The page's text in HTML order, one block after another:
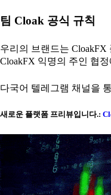
팀 Cloak 공식 규칙
우리의 브랜드는
CloakFX 익명의 주인 협
다국어 텔레그램 채널을
새로운 플랫폼 프리뷰입니다.: